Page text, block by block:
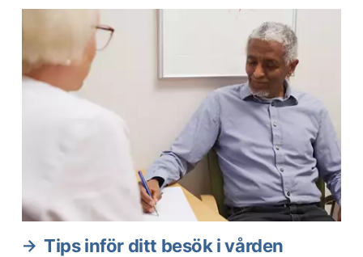
Tips inför ditt besök i vården